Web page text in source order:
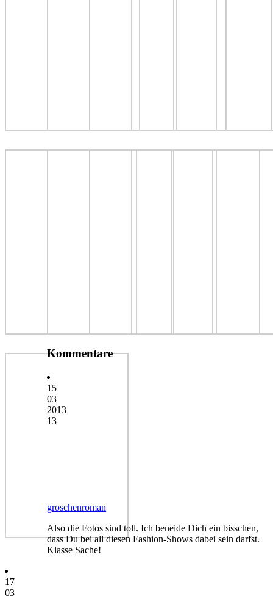
Kommentare
15
03
2013
13
groschenroman
Also die Fotos sind toll. Ich beneide Dich ein bisschen,
dass Du bei all diesen Fashion-Shows dabei sein darfst.
Klasse Sache!
17
03